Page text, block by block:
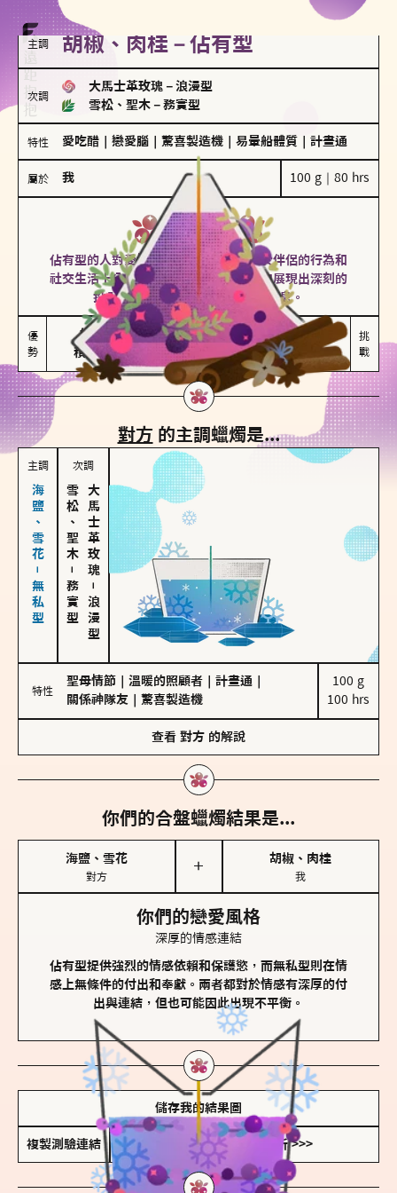
主調 胡椒、肉桂－佔有型
次調
大馬士革玫瑰 － 浪漫型
雪松、聖木 － 務實型
特性 愛吃醋 戀愛腦 驚喜製造機 易暈船體質 計畫通
屬於 我 100 g｜80 hrs
佔有型
胡椒、肉桂
佔有型的人對愛情有強烈的保護欲，對於伴侶的行為和
社交生活十分敏感、容易吃醋。在關係中展現出深刻的
投入和激情，但也可能讓人感到窒息。
優
勢
能建立緊密關係
積極維繫關係熱度
嫉妒心較強
可能出現控制欲
挑
戰
對方 的主調蠟燭是...
主調
海鹽、雪花－無私型
次調
雪松、聖木
－
務實型
大馬士革玫瑰
－
浪漫型
特性
聖母情節 溫暖的照顧者 計畫通
關係神隊友
驚喜製造機
100 g
100 hrs
查看 對方 的解說
你們的合盤蠟燭結果是...
海鹽、雪花
對方
＋
胡椒、肉桂
我
你們的戀愛風格
深厚的情感連結
佔有型提供強烈的情感依賴和保護慾，而無私型則在情
感上無條件的付出和奉獻。兩者都對於情感有深厚的付
出與連結，但也可能因此出現不平衡。
儲存我的結果圖
複製測驗連結 查看香氛類型全解析 >>>